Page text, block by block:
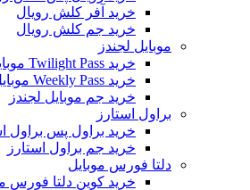
خرید آفر کلش رویال
خرید جم کلش رویال
موبایل لجندز
خرید Twilight Pass موبایل لجندز
خرید Weekly Pass موبایل لجندز
خرید جم موبایل لجندز
براول استارز
خرید براول پس براول
خرید جم براول استارز
دلتا فورس موبایل
خرید کوین دلتا فورس